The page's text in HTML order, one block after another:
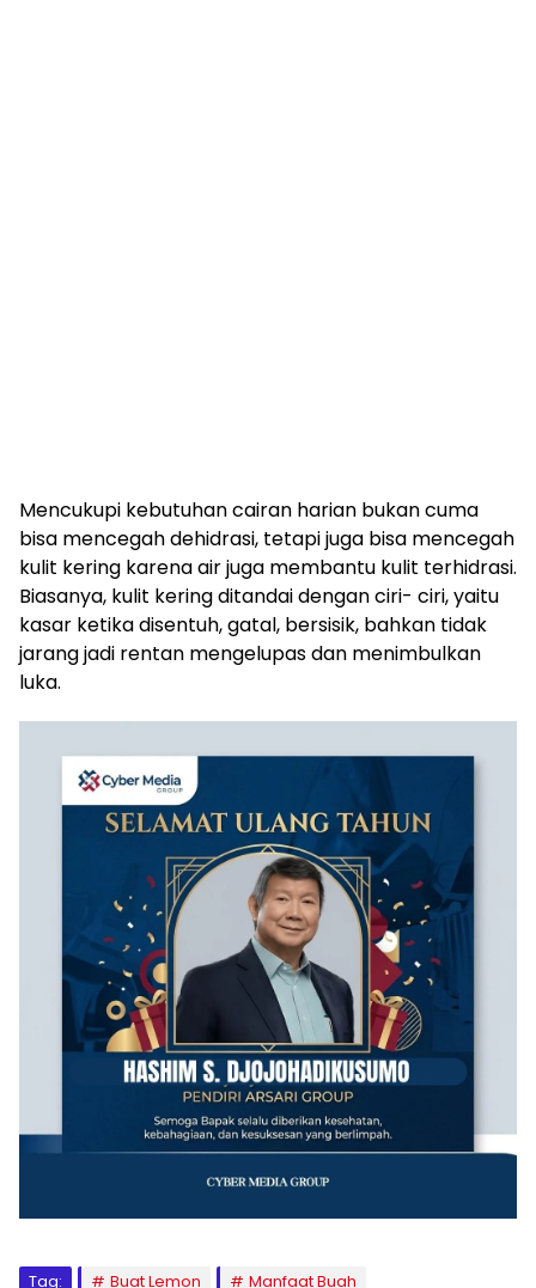
Mencukupi kebutuhan cairan harian bukan cuma
bisa mencegah dehidrasi, tetapi juga bisa mencegah
kulit kering karena air juga membantu kulit terhidrasi.
Biasanya, kulit kering ditandai dengan ciri- ciri, yaitu
kasar ketika disentuh, gatal, bersisik, bahkan tidak
jarang jadi rentan mengelupas dan menimbulkan
luka.
Tag: Buat Lemon Manfaat Buah